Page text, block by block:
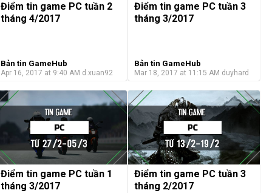
Điểm tin game PC tuần 2
tháng 4/2017
Bản tin GameHub
Apr 16, 2017 at 9:40 AM d.xuan92
Điểm tin game PC tuần 3
tháng 3/2017
Bản tin GameHub
Mar 18, 2017 at 11:15 AM duyhard
Điểm tin game PC tuần 1
tháng 3/2017
Điểm tin game PC tuần 3
tháng 2/2017